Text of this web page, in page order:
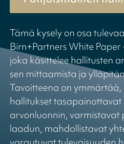
Tämä kysely on osa tulevaa
Birn+Partners White
joka käsittelee hallitusten
sen mittaamista ja
Tavoitteena on ymmärtää,
hallitukset tasapainottavat
arvonluonnin, varmistavat
laadun, mahdollistavat